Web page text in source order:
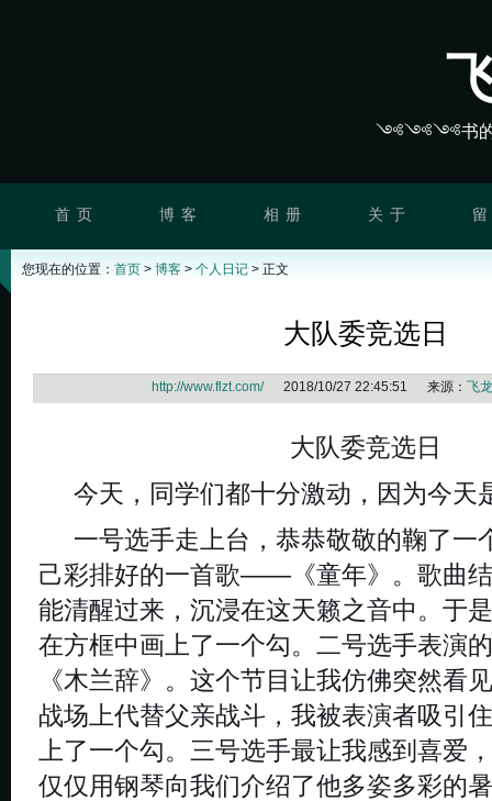
༺༺༺书的
首 页 博 客 相 册 关 于
您现在的位置： 首页 > 博客 > 个人日记 > 正文
大队委竞选日
http://www.flzt.com/2018/10/27 22:45:51 来源： 飞
大队委竞选日
今天，同学们都十分激动，因为今天
一号选手走上台，恭恭敬敬的鞠了一
己彩排好的一首歌——《童年》。歌曲
能清醒过来，沉浸在这天籁之音中。于
在方框中画上了一个勾。二号选手表
《木兰辞》。这个节目让我仿佛突然看
战场上代替父亲战斗，我被表演者吸引
上了一个勾。三号选手最让我感到喜爱
仅仅用钢琴向我们介绍了他多姿多彩的